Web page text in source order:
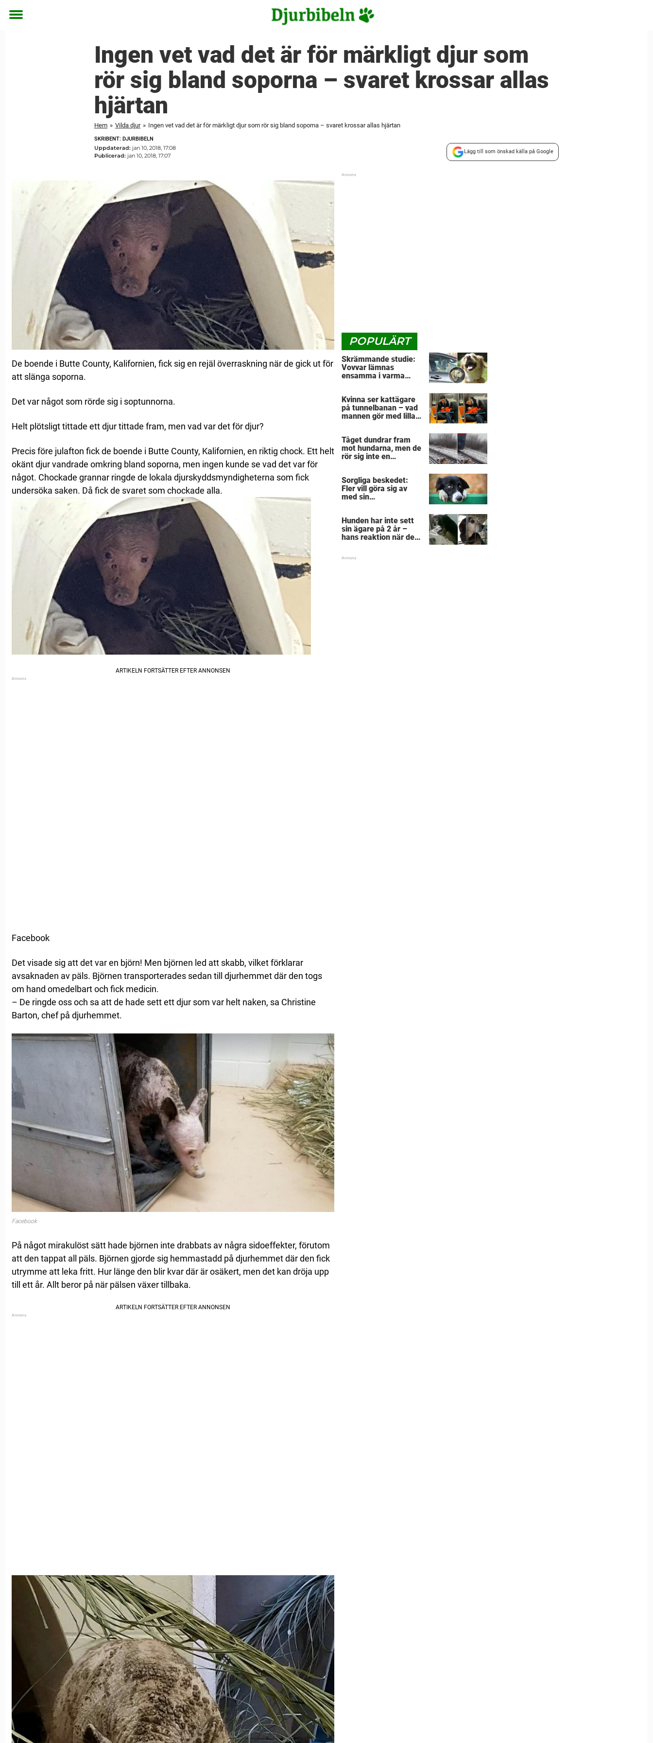
Toggle
Ingen vet vad det är för märkligt djur som
rör sig bland soporna – svaret krossar allas
hjärtan
Hem » Vilda djur » Ingen vet vad det är för märkligt djur som rör sig bland soporna – svaret krossar allas hjärtan
SKRIBENT: DJURBIBELN
Uppdaterad: jan 10, 2018, 17:08
Publicerad: jan 10, 2018, 17:07
Lägg till som önskad källa på Google
De boende i Butte County, Kalifornien, fick sig en rejäl överraskning när de gick ut för
att slänga soporna.
Det var något som rörde sig i soptunnorna.
Helt plötsligt tittade ett djur tittade fram, men vad var det för djur?
Precis före julafton fick de boende i Butte County, Kalifornien, en riktig chock. Ett helt
okänt djur vandrade omkring bland soporna, men ingen kunde se vad det var för
något. Chockade grannar ringde de lokala djurskyddsmyndigheterna som fick
undersöka saken. Då fick de svaret som chockade alla.
Facebook
Det visade sig att det var en björn! Men björnen led att skabb, vilket förklarar
avsaknaden av päls. Björnen transporterades sedan till djurhemmet där den togs
om hand omedelbart och fick medicin.
– De ringde oss och sa att de hade sett ett djur som var helt naken, sa Christine
Barton, chef på djurhemmet.
Facebook
På något mirakulöst sätt hade björnen inte drabbats av några sidoeffekter, förutom
att den tappat all päls. Björnen gjorde sig hemmastadd på djurhemmet där den fick
utrymme att leka fritt. Hur länge den blir kvar där är osäkert, men det kan dröja upp
till ett år. Allt beror på när pälsen växer tillbaka.
POPULÄRT
Skrämmande studie:
Vovvar lämnas
ensamma i varma
förväg"
Kvinna ser kattägare
på tunnelbanan – vad
mannen gör med lilla
Tåget dundrar fram
mot hundarna, men de
rör sig inte en
hjärtskärande
Sorgliga beskedet:
Fler vill göra sig av
med sin
Hunden har inte sett
sin ägare på 2 år –
hans reaktion när de